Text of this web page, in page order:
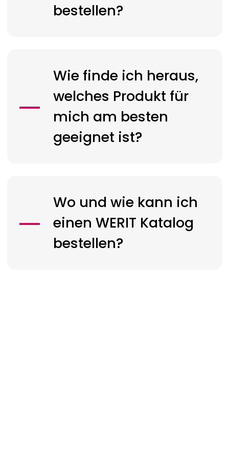
bestellen?
Wie finde ich heraus,
welches Produkt für
mich am besten
geeignet ist?
Wo und wie kann ich
einen WERIT Katalog
bestellen?